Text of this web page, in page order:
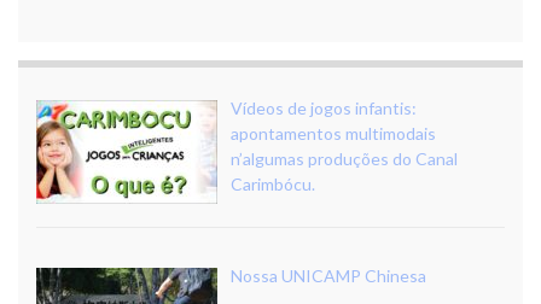
Vídeos de jogos infantis:
apontamentos multimodais
n’algumas produções do Canal
Carimbócu.
Nossa UNICAMP Chinesa